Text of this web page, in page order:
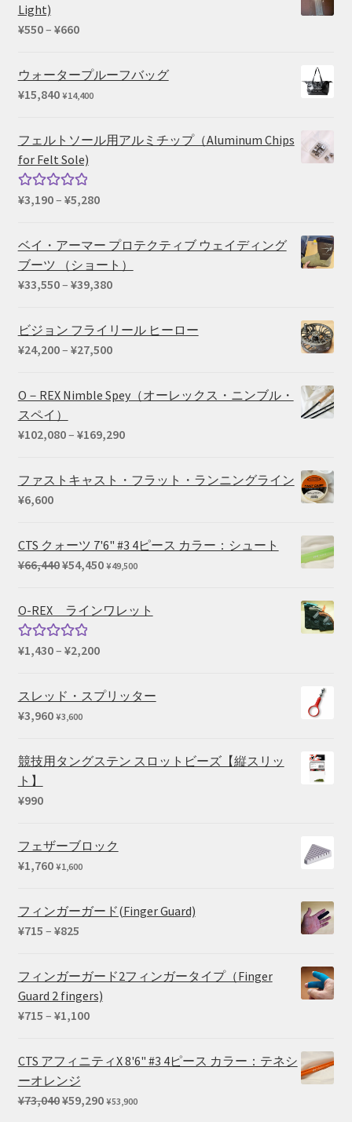
Light)
¥550– ¥660価
帯:
ウォータープルーフバッグ
¥15,840 ¥14,400
フェルトソール用アルミチップ（Aluminum Chips
for Felt Sole)
5段階中
¥3,190– ¥5,280価
帯:
¥3,190
–
ベイ・アーマー プロテクティブ ウェイディング
ブーツ （ショート）
¥33,550– ¥39,380価
帯:
¥33,550
ビジョン フライリール ヒーロー
¥24,200– ¥27,500価
–
O－REX Nimble Spey（オーレックス・ニンブル・
スペイ）
¥102,080– ¥169,290価
帯:
ファストキャスト・フラット・ランニングライン
¥6,600
CTS クォーツ 7'6" #3 4ピース カラー：シュート
¥66,440元
価
格
¥66,440
し
た。
¥54,450現
の
で
¥49,500
O-REX ラインワレット
5段階中
¥1,430– ¥2,200価
帯:
スレッド・スプリッター
¥3,960 ¥3,600
競技用タングステン スロットビーズ【縦スリッ
ト】
¥990
フェザーブロック
¥1,760 ¥1,600
フィンガーガード(Finger Guard)
¥715 – ¥825価
帯:
¥715
–
フィンガーガード2フィンガータイプ（Finger
Guard 2 fingers)
¥715 – ¥1,100価
帯:
CTS アフィニティX 8'6" #3 4ピース カラー：テネシ
ーオレンジ
¥73,040元
¥59,290現
¥53,900